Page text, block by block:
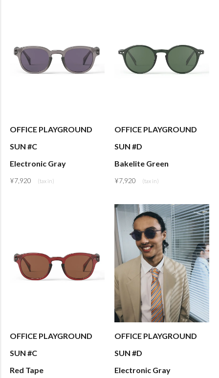
OFFICE PLAYGROUND
SUN #C
Electronic Gray
¥7,920
OFFICE PLAYGROUND
SUN #D
Bakelite Green
¥7,920
OFFICE PLAYGROUND
SUN #C
Red Tape
OFFICE PLAYGROUND
SUN #D
Electronic Gray